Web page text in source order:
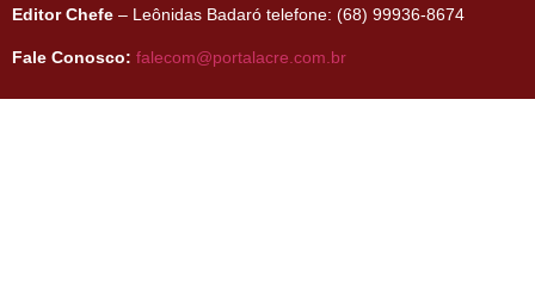
Editor Chefe – Leônidas Badaró telefone: (68) 99936-8674
Fale Conosco: falecom@portalacre.com.br